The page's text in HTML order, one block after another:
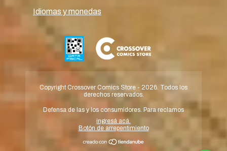
Idiomas y monedas
Copyright Crossover Comics Store - 2026. Todos los
derechos reservados.
Defensa de las y los consumidores. Para reclamos
ingresá acá.
Botón de arrepentimiento